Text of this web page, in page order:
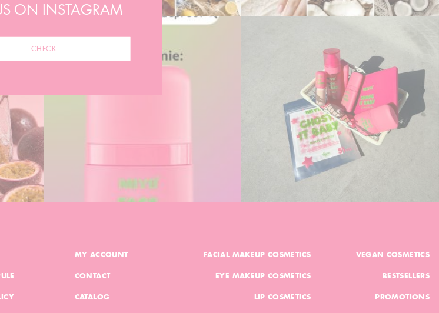
ON INSTAGRAM
CHECK
MY ACCOUNT
CONTACT
CATALOG
FACIAL MAKEUP COSMETICS
EYE MAKEUP COSMETICS
LIP COSMETICS
VEGAN COSMETICS
BESTSELLERS
PROMOTIONS